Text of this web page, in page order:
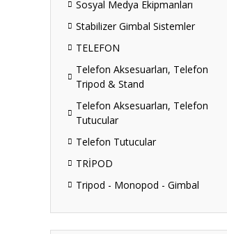
Sosyal Medya Ekipmanları
Stabilizer Gimbal Sistemler
TELEFON
Telefon Aksesuarları, Telefon
Tripod & Stand
Telefon Aksesuarları, Telefon
Tutucular
Telefon Tutucular
TRİPOD
Tripod - Monopod - Gimbal